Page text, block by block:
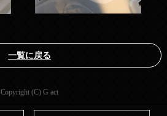
一覧に戻る
Copyright (C) G act